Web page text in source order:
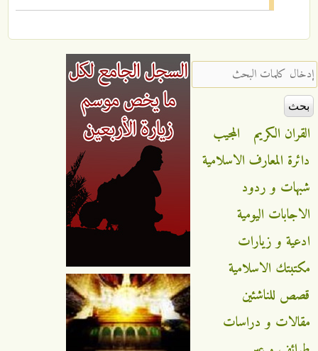
‏إدخال كلمات البحث ‏
القران الكريم
المجيب
دائرة المعارف الاسلامية
شبهات و ردود
الاجابات اليومية
ادعية و زيارات
مكتبتك الاسلامية
قصص للناشئين
مقالات و دراسات